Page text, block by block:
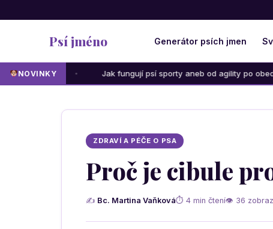
Psí jméno Generátor psích jmen
NOVINKYJak fungují psí sporty aneb od agility po obedience:
ZDRAVÍ A PÉČE O PSA
Proč je cibule
✍ Bc. Martina Vaňková⏱ 4 min čtení👁 36